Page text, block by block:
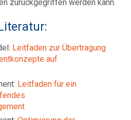
zurückgegriffen werden kann.
Leitfaden zur Übertragung
auf
Leitfaden für ein